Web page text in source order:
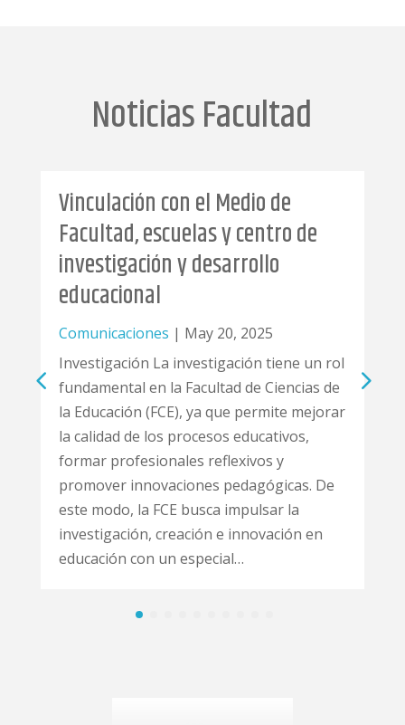
Noticias Facultad
el Medio de
y centro de
y desarrollo
May 20, 2025
investigación tiene un rol
la Facultad de Ciencias de
ya que permite mejorar
procesos educativos,
reflexivos y
pedagógicas. De
busca impulsar la
e innovación en
especial…
Red con
tituladas/os de
Comunicaciones
fundamental en la
la calidad de los
formar profesionales
promover
este modo, la FCE
investigación,
educación con un